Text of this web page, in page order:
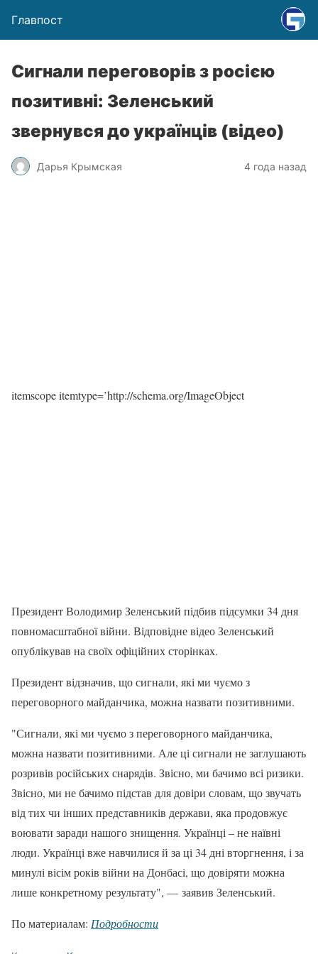
Главпост
Сигнали переговорів з росією
позитивні: Зеленський
звернувся до українців (відео)
Дарья Крымская 4 года назад
itemscope itemtype=’http://schema.org/ImageObject
Президент Володимир Зеленський підбив підсумки 34 дня
повномасштабної війни. Відповідне відео Зеленський
опублікував на своїх офіційних сторінках.
Президент відзначив, що сигнали, які ми чуємо з
переговорного майданчика, можна назвати позитивними.
"Сигнали, які ми чуємо з переговорного майданчика,
можна назвати позитивними. Але ці сигнали не заглушають
розривів російських снарядів. Звісно, ми бачимо всі ризики.
Звісно, ми не бачимо підстав для довіри словам, що звучать
від тих чи інших представників держави, яка продовжує
воювати заради нашого знищення. Українці – не наївні
люди. Українці вже навчилися й за ці 34 дні вторгнення, і за
минулі вісім років війни на Донбасі, що довіряти можна
лише конкретному результату", — заявив Зеленський.
По материалам: Подробности